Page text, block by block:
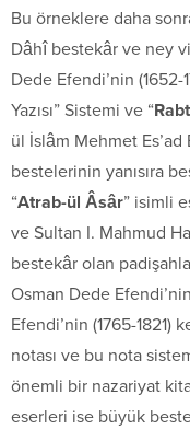
Bu örneklere daha
Dâhî bestekâr ve ney
Dede Efendi’nin
Yazısı” Sistemi ve “
ül İslâm Mehmet Es’ad
bestelerinin yanısıra
“Atrab-ül Âsâr” isimli
ve Sultan I. Mahmud
bestekâr olan
Osman Dede
Efendi’nin (1765-
notası ve bu nota
önemli bir nazariyat
eserleri ise büyük